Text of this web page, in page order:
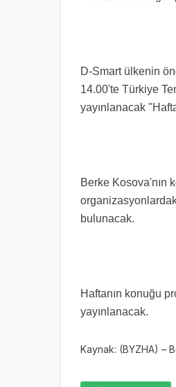
D-Smart ülkenin
14.00'te Türkiye
yayınlanacak
Berke Kosova'nın
bulunacak.
Haftanın konuğu
yayınlanacak.
Kaynak: (BYZHA) –